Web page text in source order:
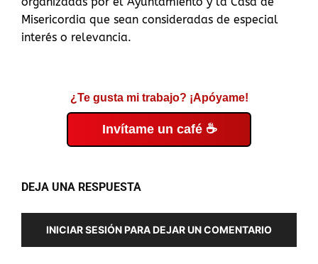
Misericordia que sean consideradas de especial
interés o relevancia.
¿Te gusta mi trabajo? ¡Apóyame!
Invítame un café ☕
DEJA UNA RESPUESTA
INICIAR SESIÓN PARA DEJAR UN COMENTARIO